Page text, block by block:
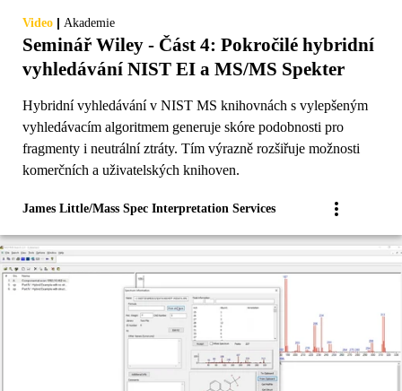
Video | Akademie
Seminář Wiley - Část 4: Pokročilé hybridní
vyhledávání NIST EI a MS/MS Spekter
Hybridní vyhledávání v NIST MS knihovnách s vylepšeným
vyhledávacím algoritmem generuje skóre podobnosti pro
fragmenty i neutrální ztráty. Tím výrazně rozšiřuje možnosti
komerčních a uživatelských knihoven.
James Little/Mass Spec Interpretation Services